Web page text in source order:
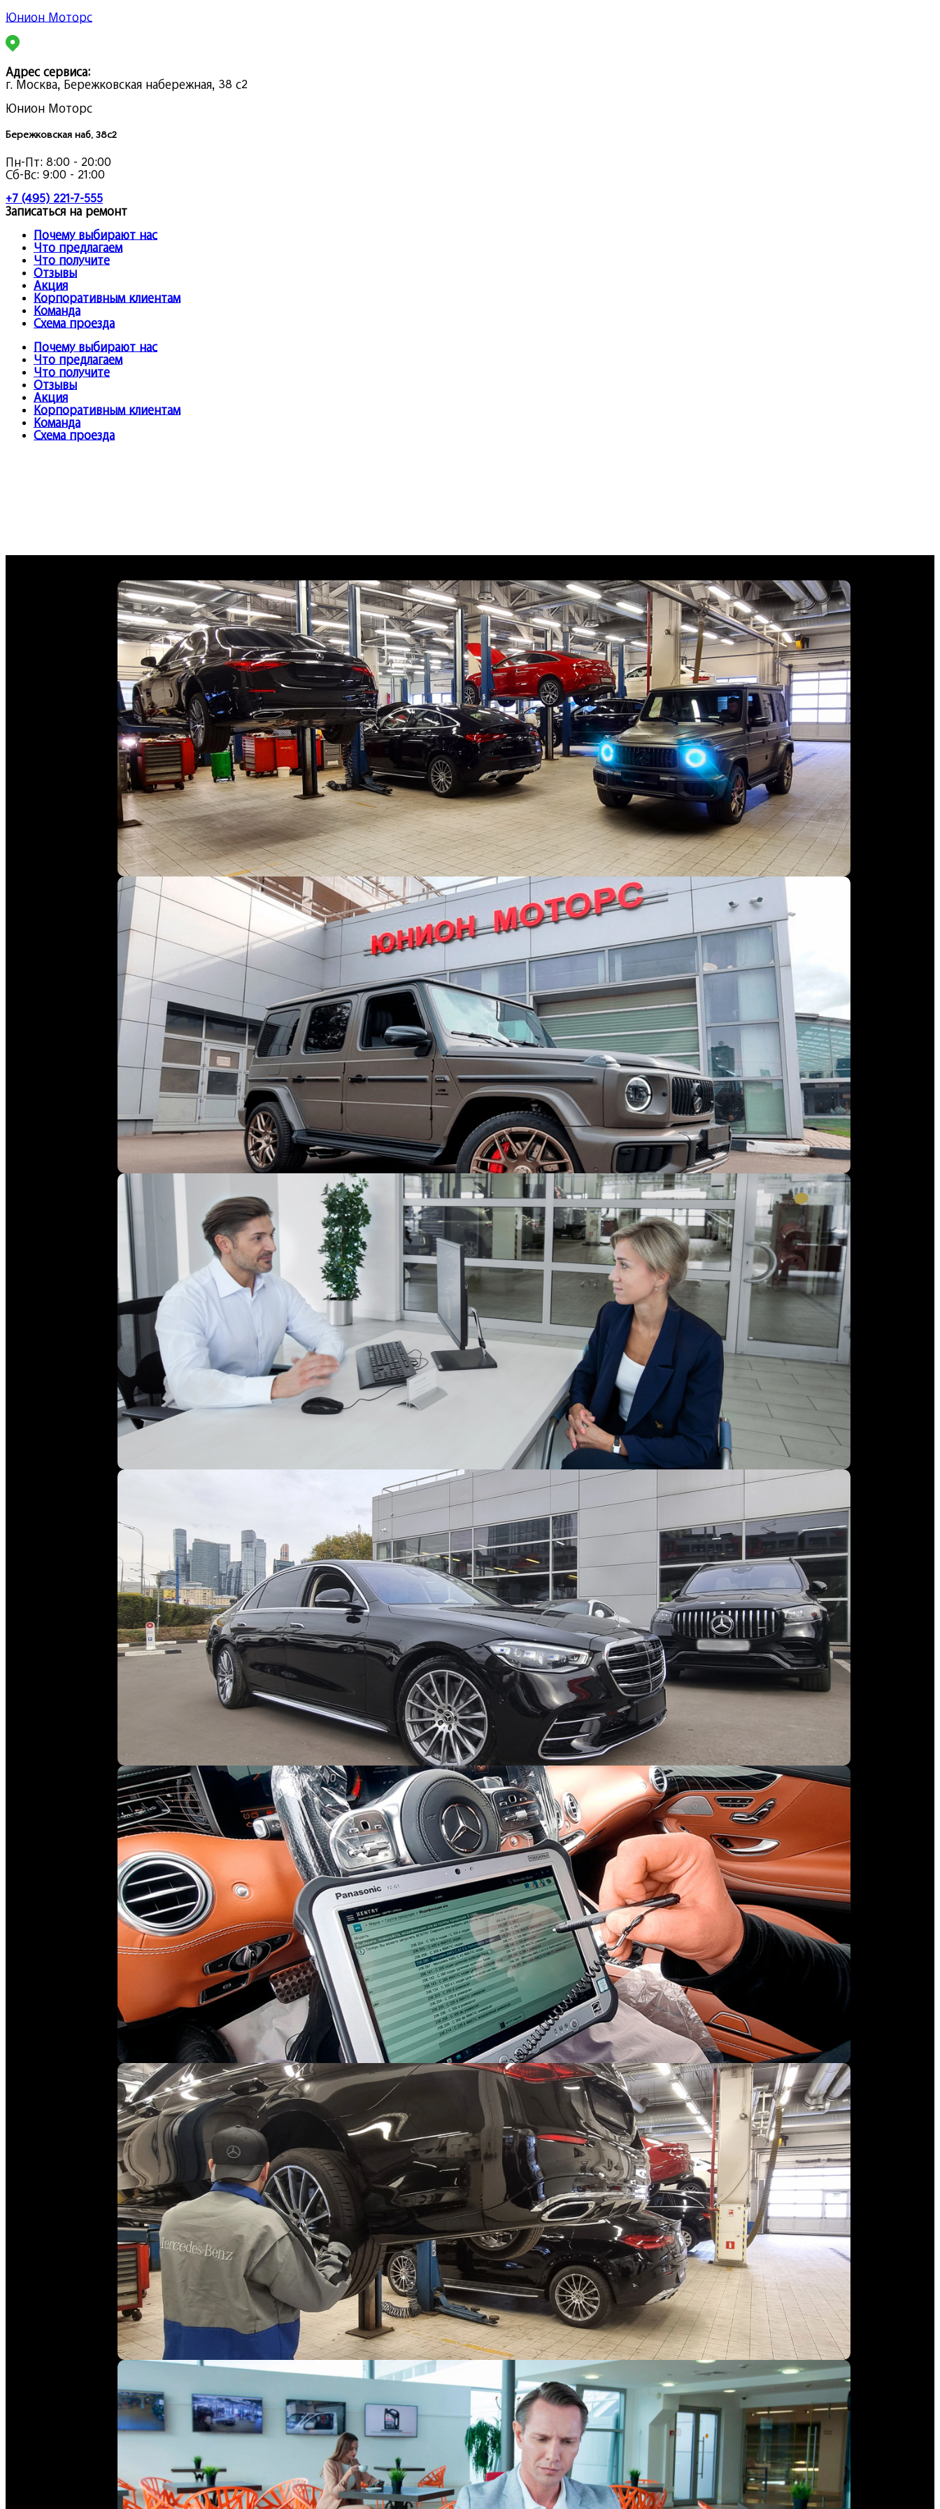
Юнион Моторс
Адрес сервиса:
г. Москва, Бережковская набережная, 38 с2
Юнион Моторс
Бережковская наб. 38с2
Пн-Пт: 8:00 - 20:00
Сб-Вс: 9:00 - 21:00
+7 (495) 221-7-555
Записаться на ремонт
Почему выбирают нас
Что предлагаем
Что получите
Отзывы
Акция
Корпоративным клиентам
Команда
Схема проезда
Почему выбирают нас
Что предлагаем
Что получите
Отзывы
Акция
Корпоративным клиентам
Команда
Схема проезда